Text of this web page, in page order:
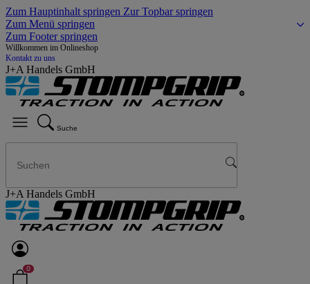
Zum Hauptinhalt springen Zur Topbar springen
Zum Menü springen
Zum Footer springen
Willkommen im Onlineshop
Kontakt zu uns
J+A Handels GmbH
Suche
J+A Handels GmbH
0